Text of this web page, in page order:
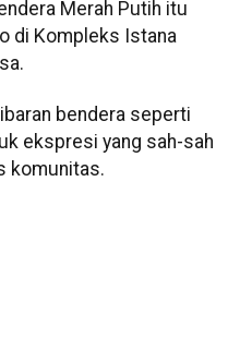
Merah Putih itu
di Kompleks Istana
bendera seperti
ekspresi yang sah-sah
komunitas.